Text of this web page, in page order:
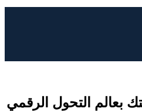
بعالم التحول الرقمي